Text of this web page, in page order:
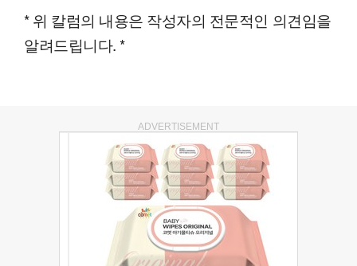
* 위 칼럼의 내용은 작성자의 전문적인 의견임을
알려드립니다. *
ADVERTISEMENT